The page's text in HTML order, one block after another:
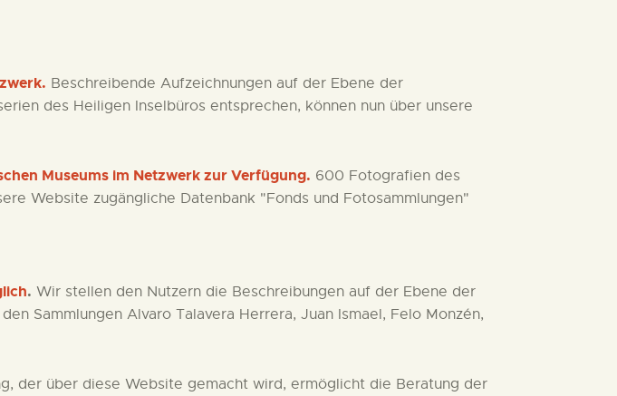
Beschreibende Aufzeichnungen auf der Ebene der
des Heiligen Inselbüros entsprechen, können nun über unsere
Museums im Netzwerk zur Verfügung. 600 Fotografien des
Website zugängliche Datenbank "Fonds und Fotosammlungen"
. Wir stellen den Nutzern die Beschreibungen auf der Ebene der
Sammlungen Alvaro Talavera Herrera, Juan Ismael, Felo Monzén,
der über diese Website gemacht wird, ermöglicht die Beratung der